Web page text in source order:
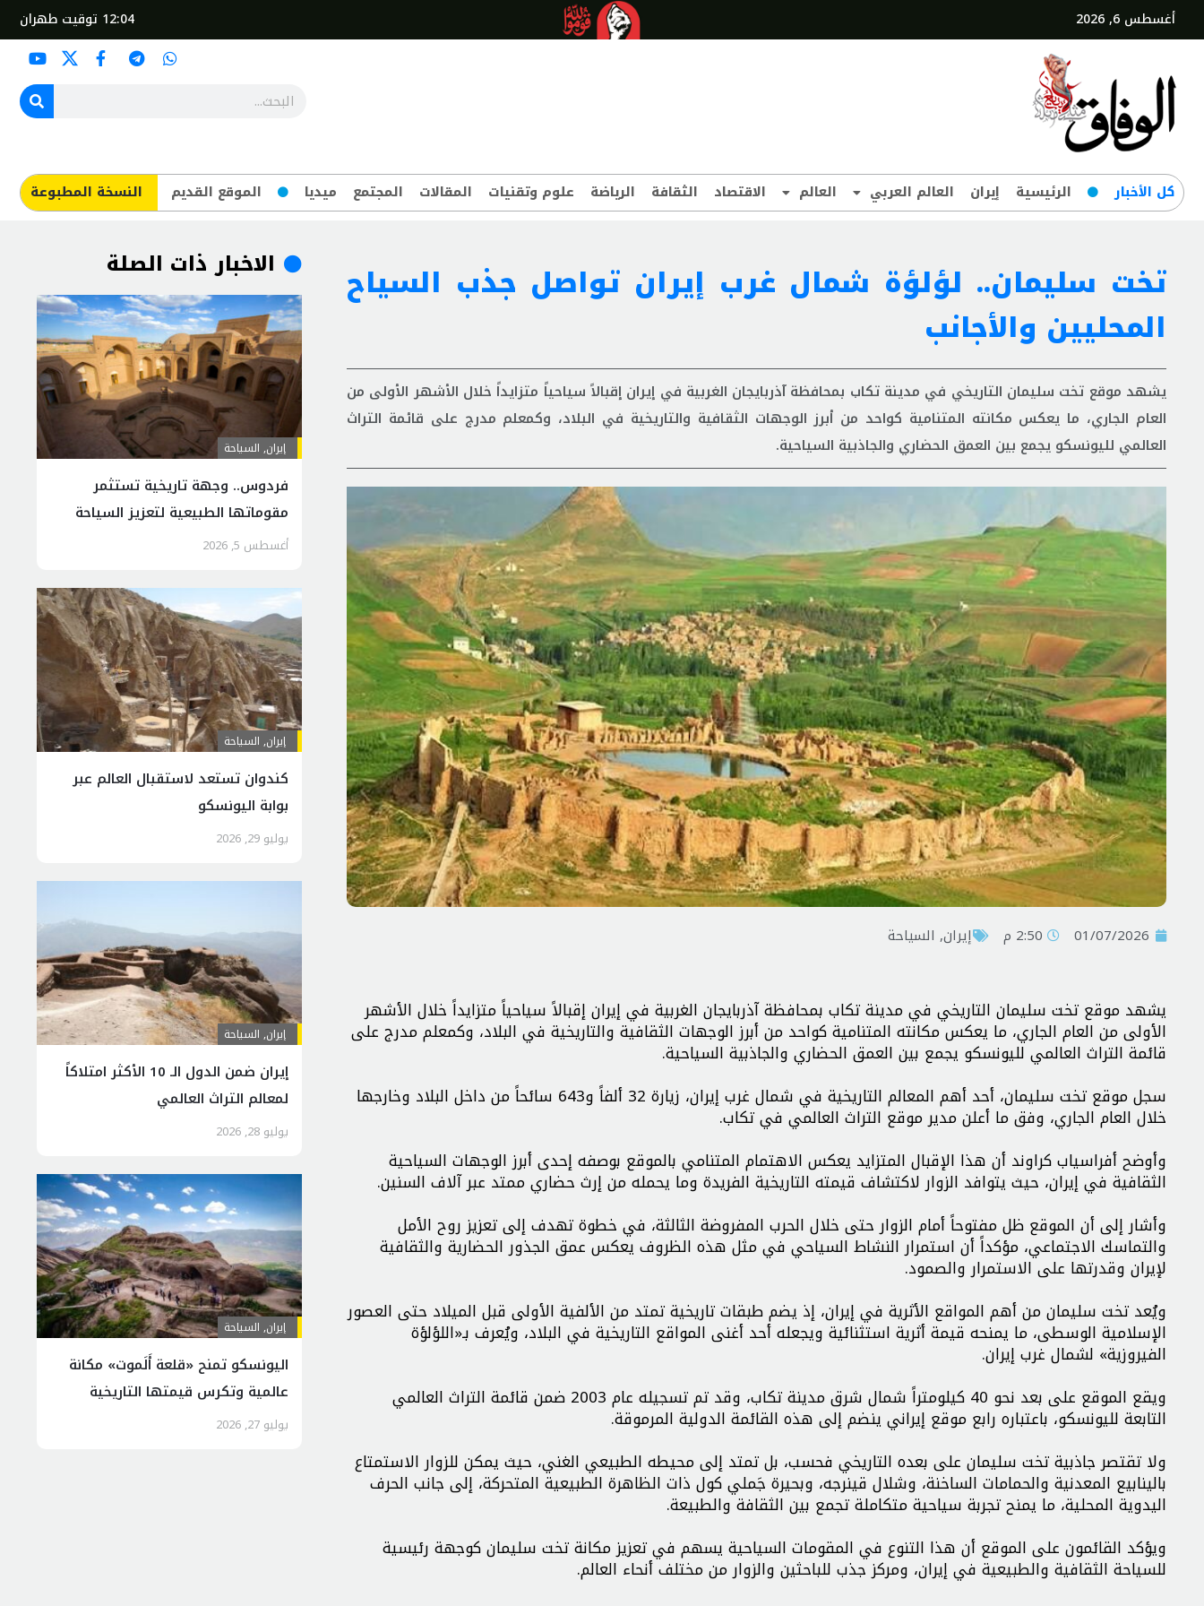
أغسطس 6, 2026 12:04 توقيت طهران
کل‌ الأخبار الرئيسية إيران العالم العربي العالم الاقتصاد الثقافة الرياضة علوم وتقنيات المقالات المجتمع ميديا الموقع القديم ​النسخة المطبوعة
تخت سلیمان.. لؤلؤة شمال غرب إيران تواصل جذب السياح
المحليين والأجانب
يشهد موقع تخت سلیمان التاريخي في مدينة تكاب بمحافظة آذربايجان الغربية في إيران إقبالاً سياحياً متزايداً خلال الأشهر الأولى من
العام الجاري، ما يعكس مكانته المتنامية كواحد من أبرز الوجهات الثقافية والتاريخية في البلاد، وكمعلم مدرج على قائمة التراث
العالمي لليونسكو يجمع بين العمق الحضاري والجاذبية السياحية.
01/07/2026 2:50 م إيران, السياحة
يشهد موقع تخت سلیمان التاريخي في مدينة تكاب بمحافظة آذربايجان الغربية في إيران إقبالاً سياحياً متزايداً خلال الأشهر
الأولى من العام الجاري، ما يعكس مكانته المتنامية كواحد من أبرز الوجهات الثقافية والتاريخية في البلاد، وكمعلم مدرج على
قائمة التراث العالمي لليونسكو يجمع بين العمق الحضاري والجاذبية السياحية.
سجل موقع تخت سلیمان، أحد أهم المعالم التاريخية في شمال غرب إيران، زيارة 32 ألفاً و643 سائحاً من داخل البلاد وخارجها
خلال العام الجاري، وفق ما أعلن مدير موقع التراث العالمي في تكاب.
وأوضح أفراسياب كراوند أن هذا الإقبال المتزايد يعكس الاهتمام المتنامي بالموقع بوصفه إحدى أبرز الوجهات السياحية
الثقافية في إيران، حيث يتوافد الزوار لاكتشاف قيمته التاريخية الفريدة وما يحمله من إرث حضاري ممتد عبر آلاف السنين.
وأشار إلى أن الموقع ظل مفتوحاً أمام الزوار حتى خلال الحرب المفروضة الثالثة، في خطوة تهدف إلى تعزيز روح الأمل
والتماسك الاجتماعي، مؤكداً أن استمرار النشاط السياحي في مثل هذه الظروف يعكس عمق الجذور الحضارية والثقافية
لإيران وقدرتها على الاستمرار والصمود.
ويُعد تخت سلیمان من أهم المواقع الأثرية في إيران، إذ يضم طبقات تاريخية تمتد من الألفية الأولى قبل الميلاد حتى العصور
الإسلامية الوسطى، ما يمنحه قيمة أثرية استثنائية ويجعله أحد أغنى المواقع التاريخية في البلاد، ويُعرف بـ«اللؤلؤة
الفيروزية» لشمال غرب إيران.
ويقع الموقع على بعد نحو 40 كيلومتراً شمال شرق مدينة تكاب، وقد تم تسجيله عام 2003 ضمن قائمة التراث العالمي
التابعة لليونسكو، باعتباره رابع موقع إيراني ينضم إلى هذه القائمة الدولية المرموقة.
ولا تقتصر جاذبية تخت سلیمان على بعده التاريخي فحسب، بل تمتد إلى محيطه الطبيعي الغني، حيث يمكن للزوار الاستمتاع
بالينابيع المعدنية والحمامات الساخنة، وشلال قينرجه، وبحيرة جَملي‌ كول ذات الظاهرة الطبيعية المتحركة، إلى جانب الحرف
اليدوية المحلية، ما يمنح تجربة سياحية متكاملة تجمع بين الثقافة والطبيعة.
ويؤكد القائمون على الموقع أن هذا التنوع في المقومات السياحية يسهم في تعزيز مكانة تخت سلیمان كوجهة رئيسية
للسياحة الثقافية والطبيعية في إيران، ومركز جذب للباحثين والزوار من مختلف أنحاء العالم.
الاخبار ذات الصلة
إيران, السياحة
فردوس.. وجهة تاريخية تستثمر
مقوماتها الطبيعية لتعزيز السياحة
المستدامة
أغسطس 5, 2026
إيران, السياحة
كندوان تستعد لاستقبال العالم عبر
بوابة اليونسكو
يوليو 29, 2026
إيران, السياحة
إيران ضمن الدول الـ 10 الأكثر امتلاكاً
لمعالم التراث العالمي
يوليو 28, 2026
إيران, السياحة
اليونسكو تمنح «قلعة أَلَموت» مكانة
عالمية وتكرس قيمتها التاريخية
والسياحية
يوليو 27, 2026